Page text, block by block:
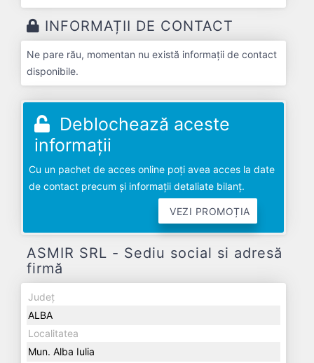
INFORMAȚII DE CONTACT
Ne pare rău, momentan nu există informații de contact
disponibile.
Deblochează aceste
informații
Cu un pachet de acces online poți avea acces la date
de contact precum și informații detaliate bilanț.
VEZI PROMOȚIA
ASMIR SRL - Sediu social si adresă
firmă
Județ
ALBA
Localitatea
Mun. Alba Iulia